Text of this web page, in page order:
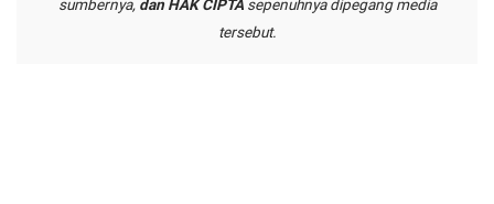
sumbernya, dan HAK CIPTAsepenuhnya dipegang media
tersebut.